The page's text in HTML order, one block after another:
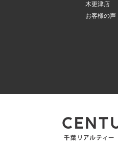
木更津店
お客様の声